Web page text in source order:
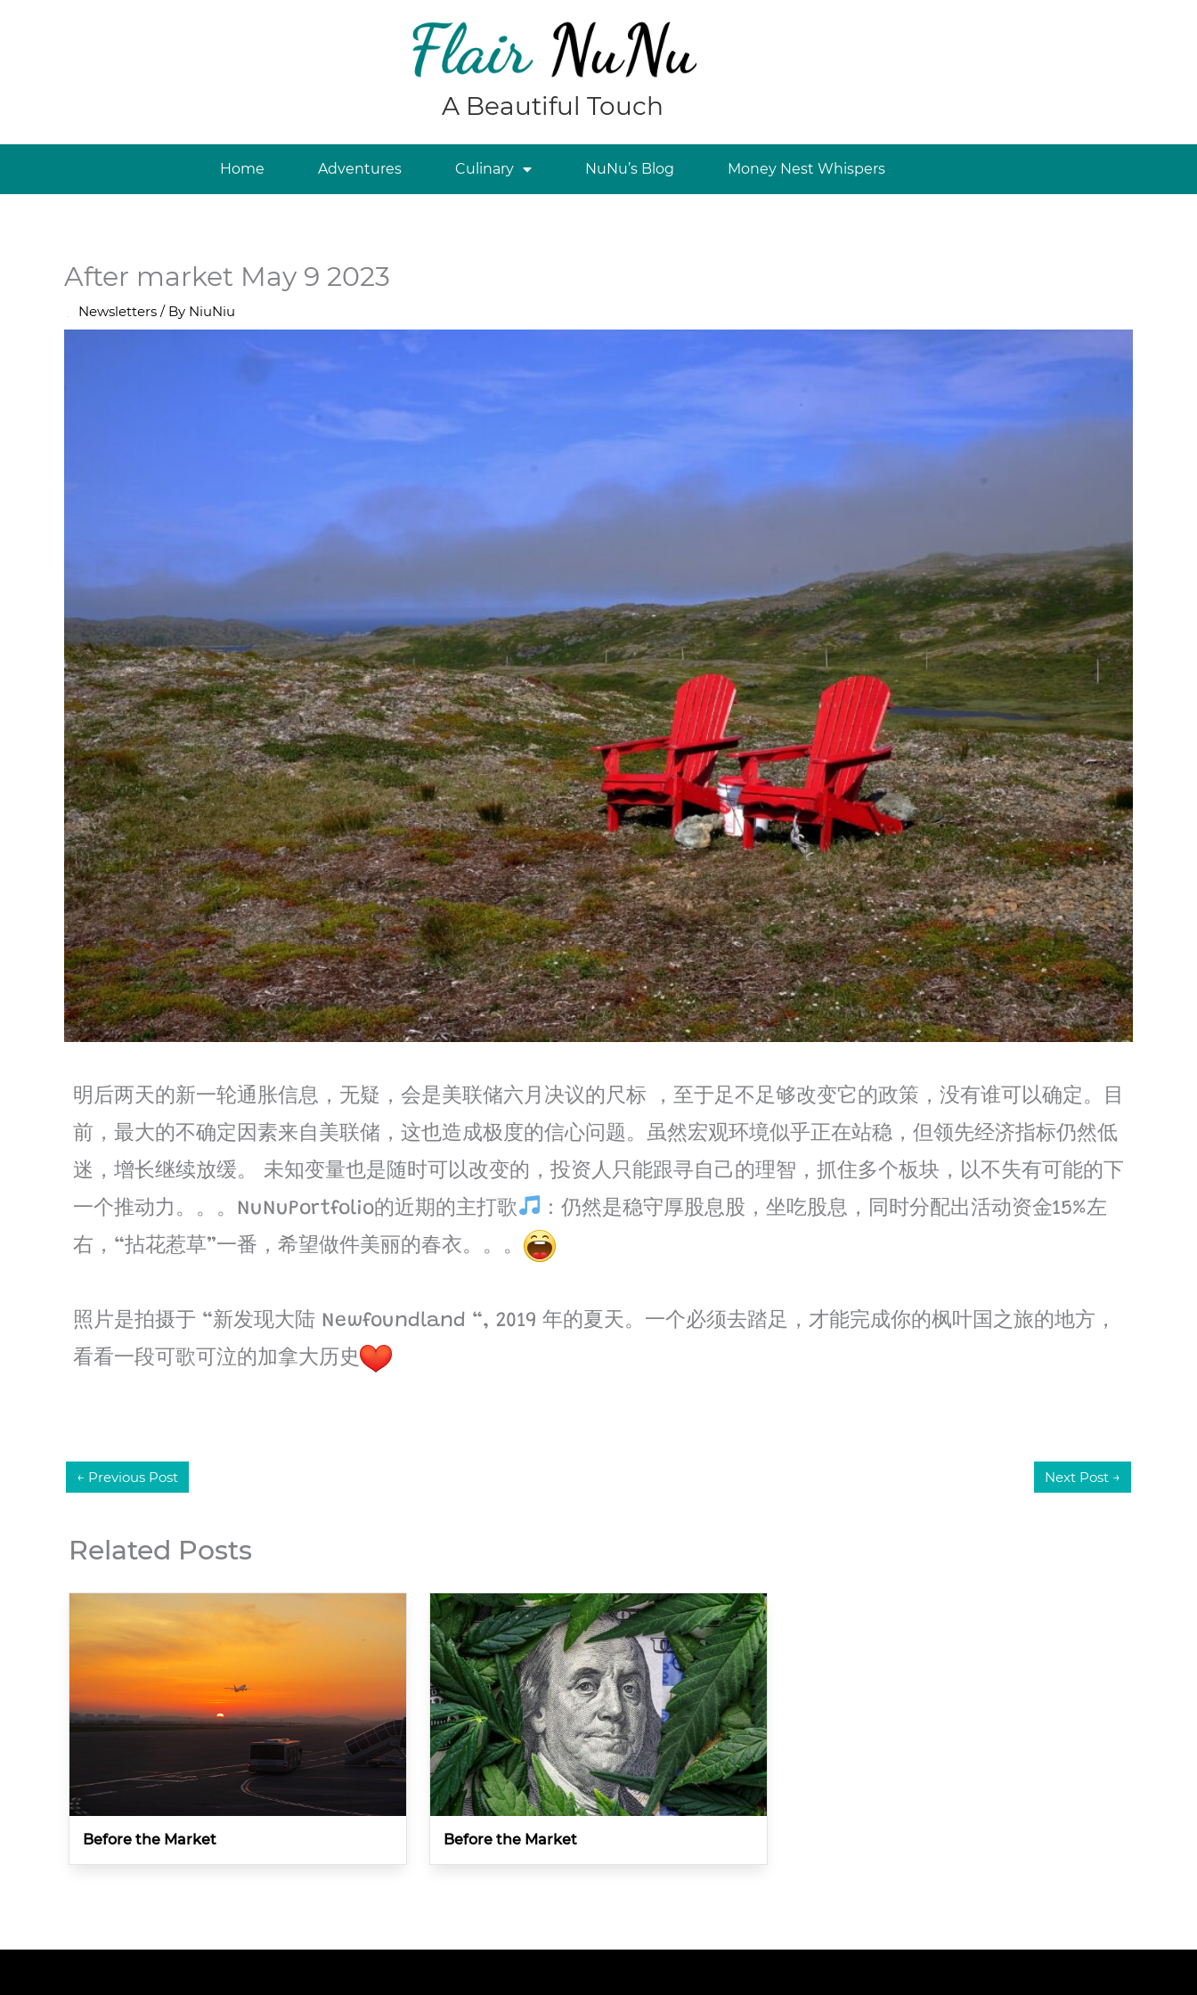
A Beautiful Touch
Home Adventures Culinary NuNu’s Blog Money Nest Whispers
After market May 9 2023
Newsletters / By NiuNiu
明后两天的新一轮通胀信息，无疑，会是美联储六月决议的尺标 ，至于足不足够改变它的政策，没有谁可以确定。目
前，最大的不确定因素来自美联储，这也造成极度的信心问题。虽然宏观环境似乎正在站稳，但领先经济指标仍然低
迷，增长继续放缓。 未知变量也是随时可以改变的，投资人只能跟寻自己的理智，抓住多个板块，以不失有可能的下
一个推动力。。。NuNuPortfolio的近期的主打歌
：仍然是稳守厚股息股，坐吃股息，同时分配出活动资金15%左
右，“拈花惹草”一番，希望做件美丽的春衣。。。
照片是拍摄于 “新发现大陆 Newfoundland “, 2019 年的夏天。一个必须去踏足，才能完成你的枫叶国之旅的地方，
看看一段可歌可泣的加拿大历史
← Previous Post Next Post →
Related Posts
Before the Market Before the Market